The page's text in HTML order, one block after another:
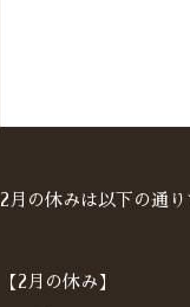
2月の休みは以下の通
【2月の休み】